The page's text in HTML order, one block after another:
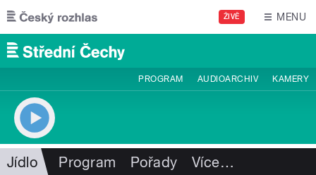
Přejít k hlavnímu obsahu
ŽIVĚ MENU
PROGRAM AUDIOARCHIV KAMERY
Jídlo Program Pořady Více…